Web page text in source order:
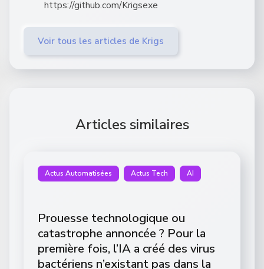
https://github.com/Krigsexe
Voir tous les articles de Krigs
Articles similaires
Actus Automatisées Actus Tech AI
Prouesse technologique ou
catastrophe annoncée ? Pour la
première fois, l’IA a créé des virus
bactériens n’existant pas dans la